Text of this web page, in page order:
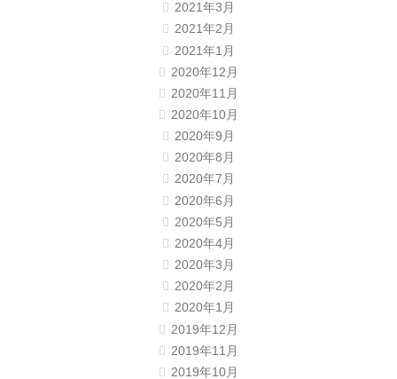
2021年3月
2021年2月
2021年1月
2020年12月
2020年11月
2020年10月
2020年9月
2020年8月
2020年7月
2020年6月
2020年5月
2020年4月
2020年3月
2020年2月
2020年1月
2019年12月
2019年11月
2019年10月